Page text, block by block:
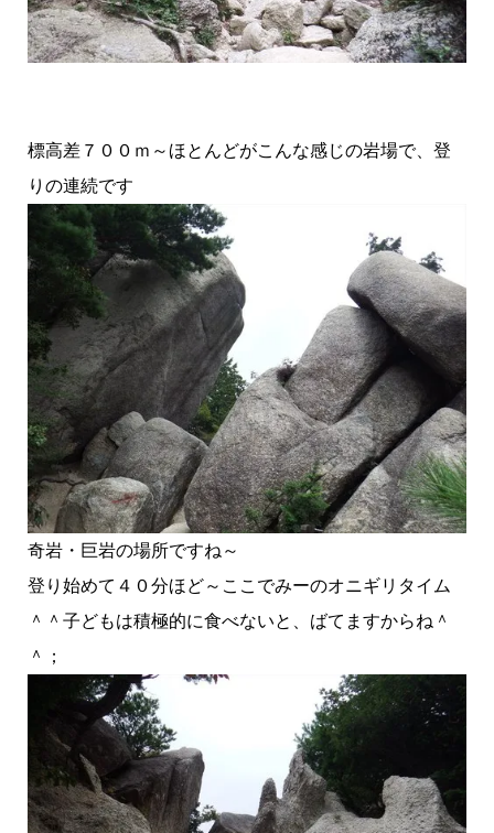
標高差７００ｍ～ほとんどがこんな感じの岩場で、登
りの連続です
奇岩・巨岩の場所ですね～
登り始めて４０分ほど～ここでみーのオニギリタイム
＾＾子どもは積極的に食べないと、ばてますからね＾
＾；